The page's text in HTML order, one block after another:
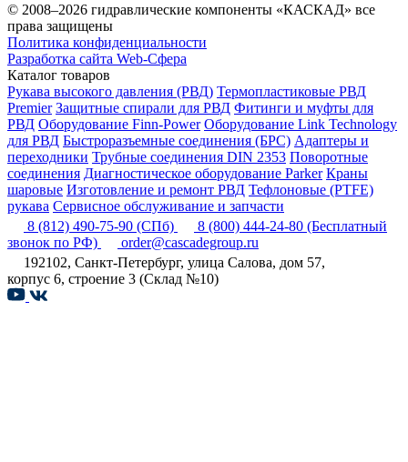
© 2008–2026 гидравлические компоненты «КАСКАД» все
права защищены
Политика конфиденциальности
Разработка сайта Web-Сфера
Каталог товаров
Рукава высокого давления (РВД) Термопластиковые РВД
Premier Защитные спирали для РВД Фитинги и муфты для
РВД Оборудование Finn-Power Оборудование Link Technology
для РВД Быстроразъемные соединения (БРС) Адаптеры и
переходники Трубные соединения DIN 2353 Поворотные
соединения Диагностическое оборудование Parker Краны
шаровые Изготовление и ремонт РВД Тефлоновые (PTFE)
рукава Сервисное обслуживание и запчасти
8 (812) 490-75-90 (СПб) 8 (800) 444-24-80 (Бесплатный
звонок по РФ)
order@cascadegroup.ru
192102, Санкт-Петербург, улица Салова, дом 57,
корпус 6, строение 3 (Склад №10)